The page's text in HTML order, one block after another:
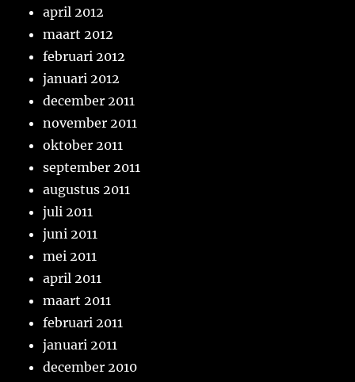
april 2012
maart 2012
februari 2012
januari 2012
december 2011
november 2011
oktober 2011
september 2011
augustus 2011
juli 2011
juni 2011
mei 2011
april 2011
maart 2011
februari 2011
januari 2011
december 2010